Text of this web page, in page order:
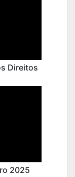
Direitos
2025